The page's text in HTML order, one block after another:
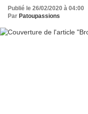
Publié le 26/02/2020 à 04:00
Par Patoupassions